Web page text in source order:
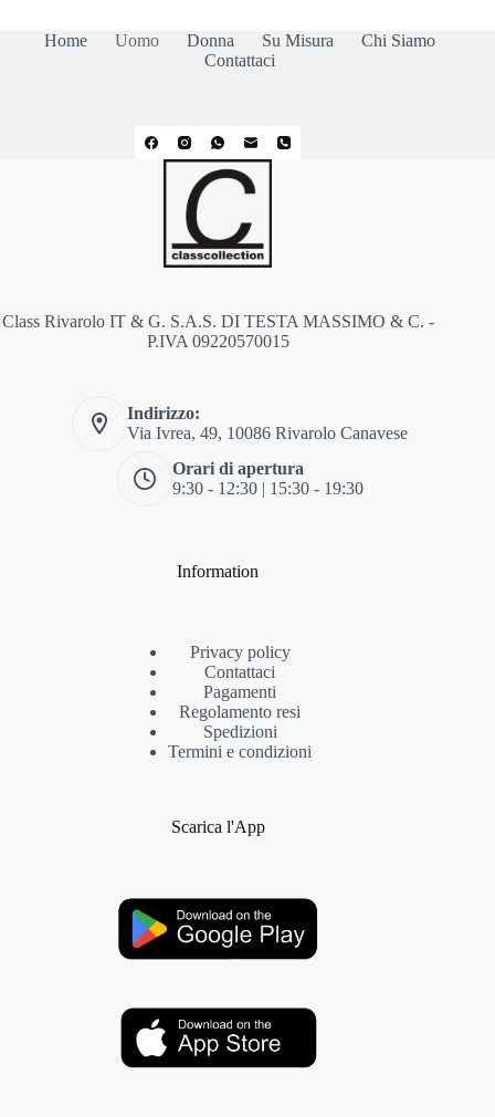
Home Uomo Donna Su Misura
Chi Siamo
Contattaci
Class Rivarolo IT & G. S.A.S. DI TESTA MASSIMO & C. -
P.IVA 09220570015
Indirizzo:
Via Ivrea, 49, 10086 Rivarolo Canavese
Orari di apertura
9:30 - 12:30 | 15:30 - 19:30
Information
Privacy policy
Contattaci
Pagamenti
Regolamento resi
Spedizioni
Termini e condizioni
Scarica l'App